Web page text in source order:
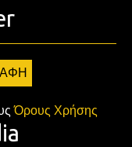
Όρους Χρήσης